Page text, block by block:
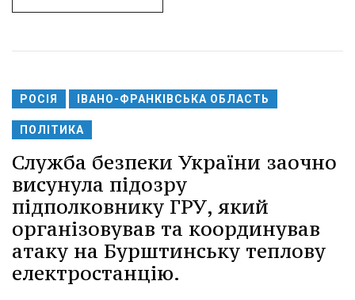
РОСІЯ ІВАНО-ФРАНКІВСЬКА ОБЛАСТЬ
ПОЛІТИКА
Служба безпеки України заочно
висунула підозру
підполковнику ГРУ, який
організовував та координував
атаку на Бурштинську теплову
електростанцію.